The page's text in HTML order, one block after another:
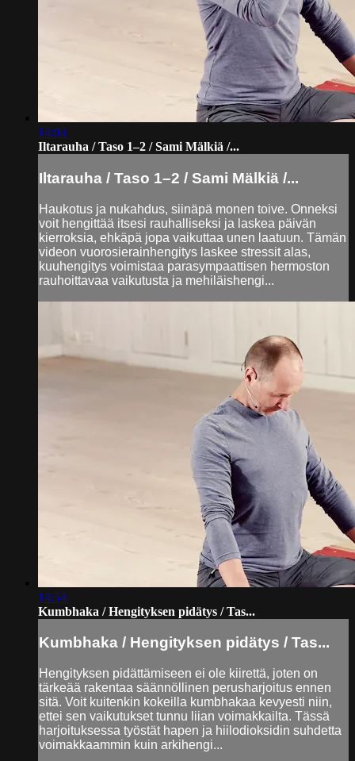
14:03
Iltarauha / Taso 1–2 / Sami Mälkiä /...
Iltarauha / Taso 1–2 / Sami Mälkiä /...
Haukotus ja nukahdus, siinäpä monen toive. Onneksi
voit hengittää itsesi rauhalliseksi ja laskea päivän
kierroksia, ehkäpä jopa vaikuttaa unen laatuun. Tämän
videon vuorosierainhengitys laskee stressit alas,
kuuhengitys voimistaa parasympaattisen hermoston
rauhoittavaa vaikutusta ja mehiläishengi...
14:54
Kumbhaka / Hengityksen pidätys / Tas...
Kumbhaka / Hengityksen pidätys / Tas...
Hengityksen pidättämiseen ei ole kiirettä, joten on
tärkeää rakentaa säännöllinen perusharjoitus ennen
sitä. Voit kuitenkin kokeilla kumbhakaa kevyesti niin,
ettei sen vaikutukset tunnu liian voimakkailta. Tässä
harjoituksessa työstät hapen ja hiilodioksidin suhdetta
voimakkaammin kuin arkihengi...